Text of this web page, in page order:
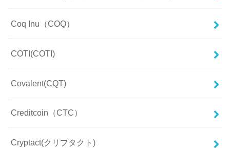
Coq Inu（COQ）
COTI(COTI)
Covalent(CQT)
Creditcoin（CTC）
Cryptact(クリプタクト)